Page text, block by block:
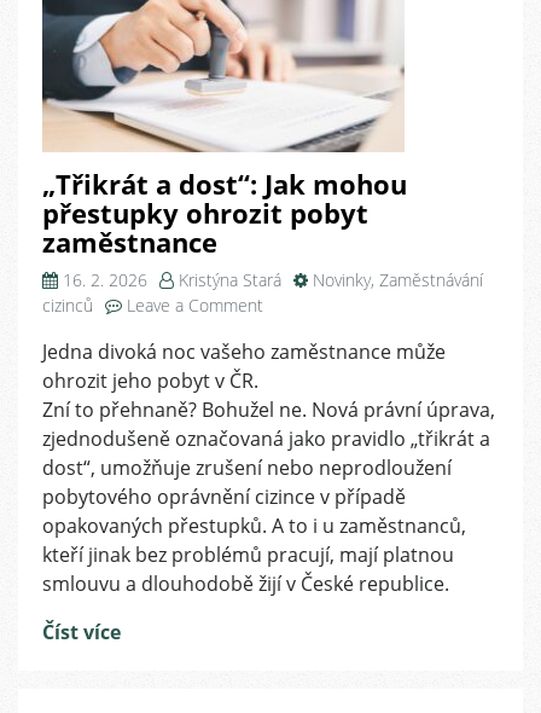
„Třikrát a dost“: Jak mohou
přestupky ohrozit pobyt
zaměstnance
16. 2. 2026 Kristýna Stará Novinky, Zaměstnávání
cizinců
Leave a Comment
a
Jak
mohou
přestupky
ohrozit
pobyt
zaměstnance
Jedna divoká noc vašeho zaměstnance může
ohrozit jeho pobyt v ČR.
Zní to přehnaně? Bohužel ne. Nová právní úprava,
zjednodušeně označovaná jako pravidlo „třikrát a
dost“, umožňuje zrušení nebo neprodloužení
pobytového oprávnění cizince v případě
opakovaných přestupků. A to i u zaměstnanců,
kteří jinak bez problémů pracují, mají platnou
smlouvu a dlouhodobě žijí v České republice.
Číst více